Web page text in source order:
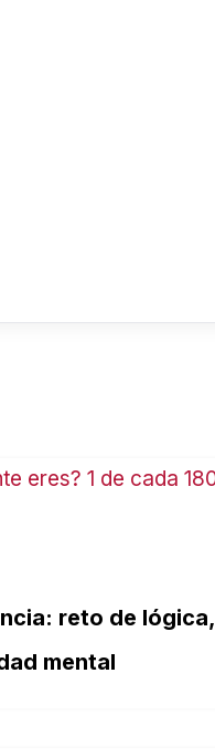
reto de lógica,
mental